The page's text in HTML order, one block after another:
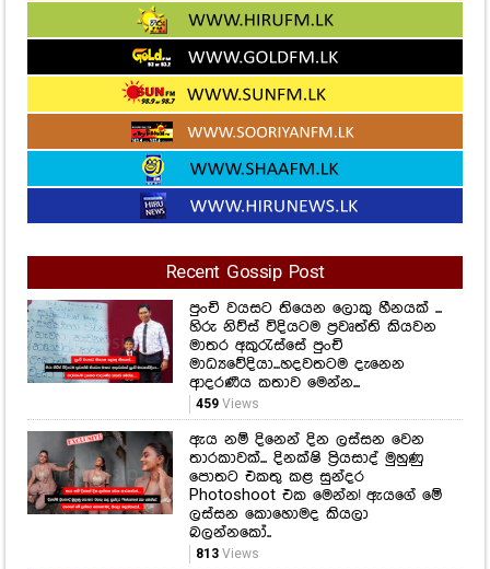
Recent Gossip Post
පුංචි වයසට තියෙන ලොකු හීනයක් ...
හිරු නිව්ස් විදියටම ප්‍රවෘත්ති කියවන
මාතර අකුරැස්සේ පුංචි
ආදරණීය කතාව මෙන්න...
459Views
ඇය නම් දිනෙන් දින ලස්සන වෙන
තාරකාවක්... දිනක්ෂි ප්‍රියසාද් මුහුණු
පොතට එකතු කළ සුන්දර
Photoshoot එක මෙන්න! ඇයගේ මේ
ලස්සන කොහොමද කියලා
බලන්නකෝ..
Views
කාසල්රි සහ මාවුස්සාකැලේ පිරෙන්න
ඔන්න මෙන්න! ජල විදුලි බලාගාරවල
නිෂ්පාදනය උපරිමයට, මෙන්න මේ
ගැන ඔබ සැලකිලිමත් වන්න
463